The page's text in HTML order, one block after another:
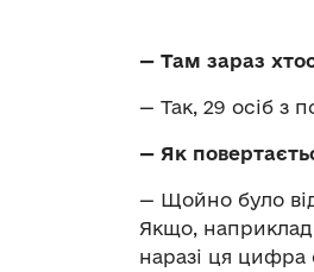
— Там зараз
— Так, 29 осіб з
— Як
— Щойно було
Якщо,
наразі ця цифра